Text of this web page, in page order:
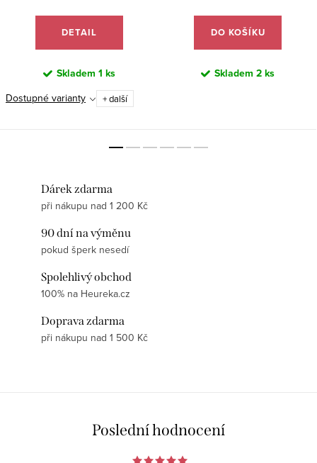
DETAIL
Skladem 1 ks
Dostupné varianty + další
DO KOŠÍKU
Skladem 2 ks
Dárek zdarma
při nákupu nad 1 200 Kč
90 dní na výměnu
pokud šperk nesedí
Spolehlivý obchod
100% na Heureka.cz
Doprava zdarma
při nákupu nad 1 500 Kč
Poslední hodnocení